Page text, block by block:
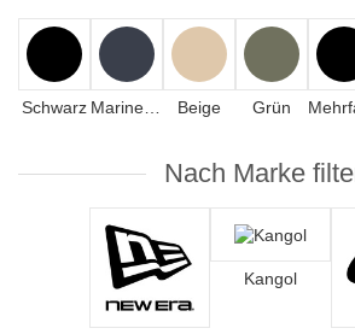
Schwarz Beige Grün
Nach Marke
Kangol